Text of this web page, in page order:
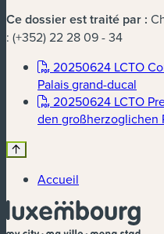
Ce dossier est traité par :
: (+352) 22 28 09 - 34
20250624 LCTO
Palais grand-ducal
20250624 LCTO
den großherzoglichen
Accueil